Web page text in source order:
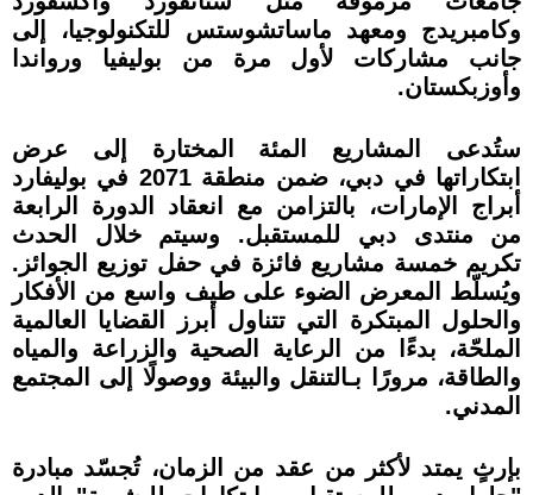
وكامبريدج ومعهد ماساتشوستس للتكنولوجيا، إلى
جانب مشاركات لأول مرة من بوليفيا ورواندا
وأوزبكستان.
ستُدعى المشاريع المئة المختارة إلى عرض
ابتكاراتها في دبي، ضمن منطقة 2071 في بوليفارد
أبراج الإمارات، بالتزامن مع انعقاد الدورة الرابعة
من منتدى دبي للمستقبل. وسيتم خلال الحدث
تكريم خمسة مشاريع فائزة في حفل توزيع الجوائز.
ويُسلّط المعرض الضوء على طيف واسع من الأفكار
والحلول المبتكرة التي تتناول أبرز القضايا العالمية
الملحّة، بدءًا من الرعاية الصحية والزراعة والمياه
والطاقة، مرورًا بـالتنقل والبيئة ووصولًا إلى المجتمع
المدني.
بإرثٍ يمتد لأكثر من عقد من الزمان، تُجسّد مبادرة